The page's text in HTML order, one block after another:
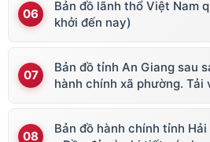
Bản đồ lãnh thổ Việt Nam
khởi đến nay)
Bản đồ tỉnh An Giang sau
hành chính xã phường.
Bản đồ hành chính tỉnh